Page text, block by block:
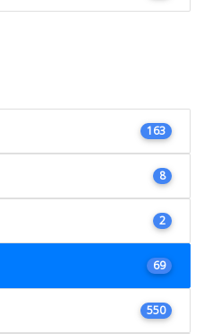
163
8
2
69
550